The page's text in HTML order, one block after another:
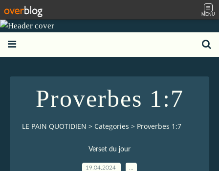
MENU
Proverbes 1:7
LE PAIN QUOTIDIEN > Categories > Proverbes 1:7
Verset du jour
19.04.2024